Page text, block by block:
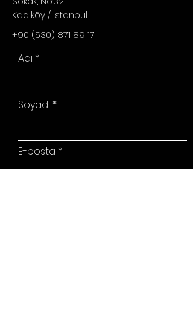
Kadıköy / İstanbul
+90 (530) 871 89 17
Adı
Soyadı
E-posta